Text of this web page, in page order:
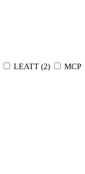
LEATT (2)
MCP